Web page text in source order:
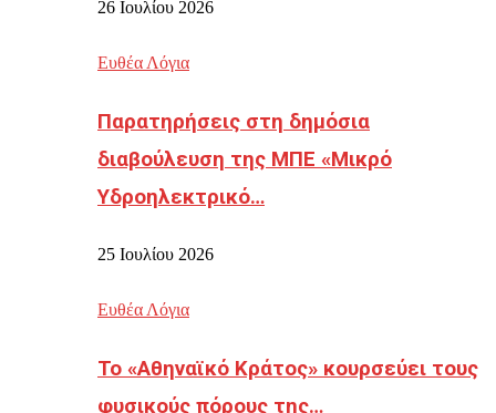
26 Ιουλίου 2026
Ευθέα Λόγια
Παρατηρήσεις στη δημόσια
διαβούλευση της ΜΠΕ «Μικρό
Υδροηλεκτρικό…
25 Ιουλίου 2026
Ευθέα Λόγια
Το «Αθηναϊκό Κράτος» κουρσεύει τους
φυσικούς πόρους της…